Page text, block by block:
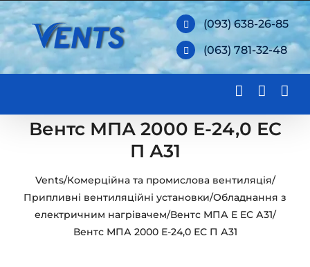
Skip
to
content
(093) 638-26-85
(063) 781-32-48
Вентс МПА 2000 Е-24,0 ЕС
П А31
Vents/Комерційна та промислова вентиляція/
Припливні вентиляційні установки/Обладнання з
електричним нагрівачем/Вентс МПА Е ЕС А31/
Вентс МПА 2000 Е-24,0 ЕС П А31